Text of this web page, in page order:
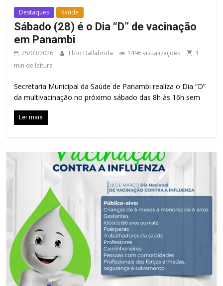
Destaques Saúde
Sábado (28) é o Dia “D” de vacinação
em Panambi
25/03/2026 Elcio Dallabrida 1496 visualizações
1
min de leitura
Secretaria Municipal da Saúde de Panambi realiza o Dia “D”
da multivacinação no próximo sábado das 8h às 16h sem
Ler mais